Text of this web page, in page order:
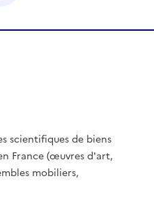
scientifiques de biens
France (œuvres d'art,
mobiliers,